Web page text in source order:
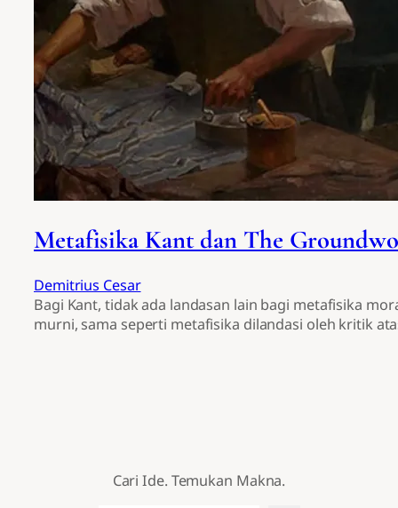
Metafisika Kant dan The
Demitrius Cesar
Bagi Kant, tidak ada landasan lain bagi metafisika
murni, sama seperti metafisika dilandasi oleh kritik
Cari Ide. Temukan Makna.